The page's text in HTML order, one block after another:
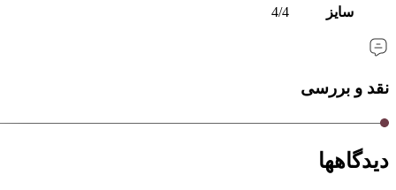
سایز 4/4
نقد و بررسی
دیدگاهها